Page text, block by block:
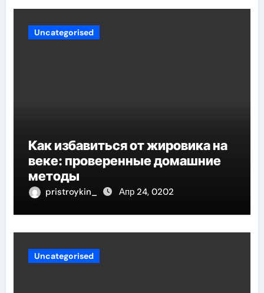
Uncategorised
Как избавиться от жировика на
веке: проверенные домашние
методы
pristroykin_ Апр 24, 0202
Uncategorised